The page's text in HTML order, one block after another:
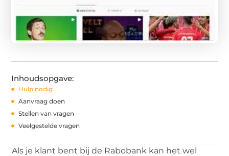
Inhoudsopgave:
Hulp nodig
Aanvraag doen
Stellen van vragen
Veelgestelde vragen
Als je klant bent bij de Rabobank kan het wel